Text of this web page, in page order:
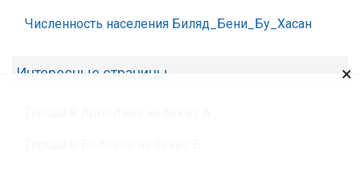
Численность населения Биляд_Бени_Бу_Хасан
Интересные страницы ×